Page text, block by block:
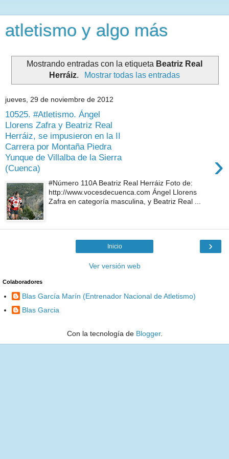
atletismo y algo más
Mostrando entradas con la etiqueta Beatriz Real
Herráiz. Mostrar todas las entradas
jueves, 29 de noviembre de 2012
10525. #Atletismo. Ángel
Llorens Zafra y Beatriz Real
Herráiz, se impusieron en la II
Carrera por Montaña Piedra
Yunque de Villalba de la Sierra
(Cuenca)
›
#Número 110A Beatriz Real Herráiz Foto de:
http://www.vocesdecuenca.com Ángel Llorens
Zafra en categoría masculina, y Beatriz Real ...
›
Inicio
Ver versión web
Colaboradores
Blas García Marín (Entrenador Nacional de Atletismo)
Blas Garcia
Con la tecnología de Blogger.